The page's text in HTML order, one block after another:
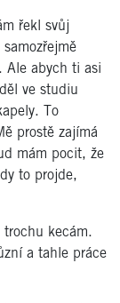
řekl svůj
Ale abych ti asi
ve studiu
To
prostě zajímá
mám pocit, že
to projde,
trochu kecám.
a tahle práce